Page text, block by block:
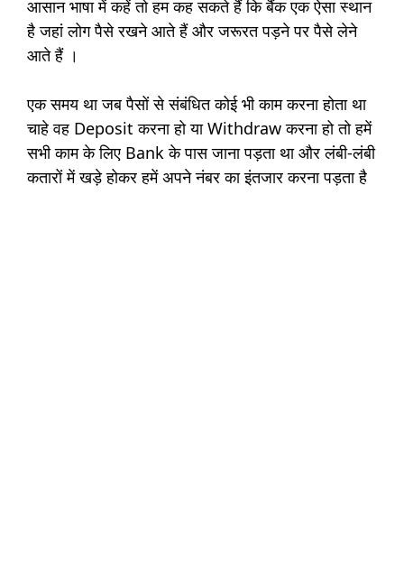
आसान भाषा में कहें तो हम कह सकते हैं कि बैंक एक ऐसा स्थान
है जहां लोग पैसे रखने आते हैं और जरूरत पड़ने पर पैसे लेने
आते हैं ।
एक समय था जब पैसों से संबंधित कोई भी काम करना होता था
चाहे वह Deposit करना हो या Withdraw करना हो तो हमें
सभी काम के लिए Bank के पास जाना पड़ता था और लंबी-लंबी
कतारों में खड़े होकर हमें अपने नंबर का इंतजार करना पड़ता है